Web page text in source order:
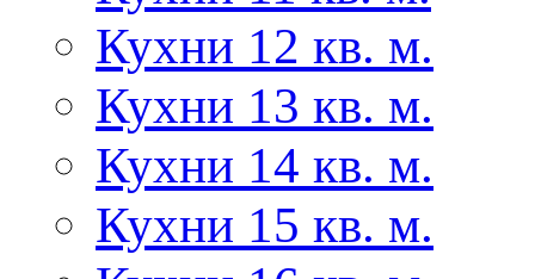
Кухни 12 кв. м.
Кухни 13 кв. м.
Кухни 14 кв. м.
Кухни 15 кв. м.